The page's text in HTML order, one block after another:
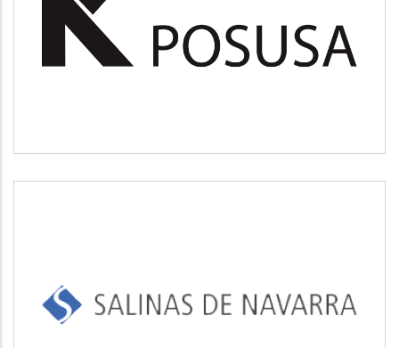
Medio ambiente
SALINAS DE NAVARRA